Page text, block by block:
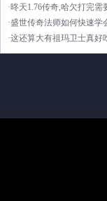
·昸天1.76传奇,哈欠打完需
·盛世传奇法师如何快速学
·这还算大有祖玛卫士真好